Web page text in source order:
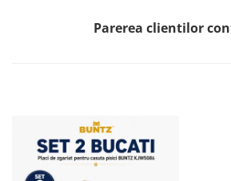
Parerea clientilor